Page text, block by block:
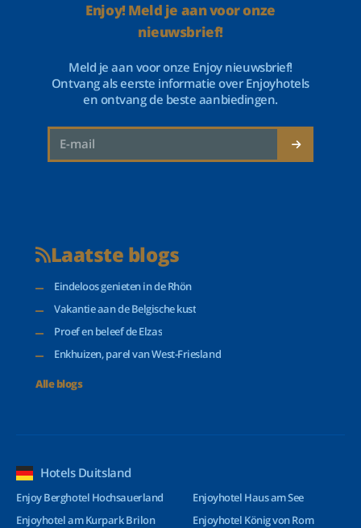
Enjoy! Meld je aan voor onze
nieuwsbrief!
Meld je aan voor onze Enjoy nieuwsbrief!
Ontvang als eerste informatie over Enjoyhotels
en ontvang de beste aanbiedingen.
Laatste blogs
Eindeloos genieten in de Rhön
Vakantie aan de Belgische kust
Proef en beleef de Elzas
Enkhuizen, parel van West-Friesland
Alle blogs
Hotels Duitsland
Enjoy Berghotel Hochsauerland
Enjoyhotel am Kurpark Brilon
Enjoyhotel Haus am See
Enjoyhotel König von Rom